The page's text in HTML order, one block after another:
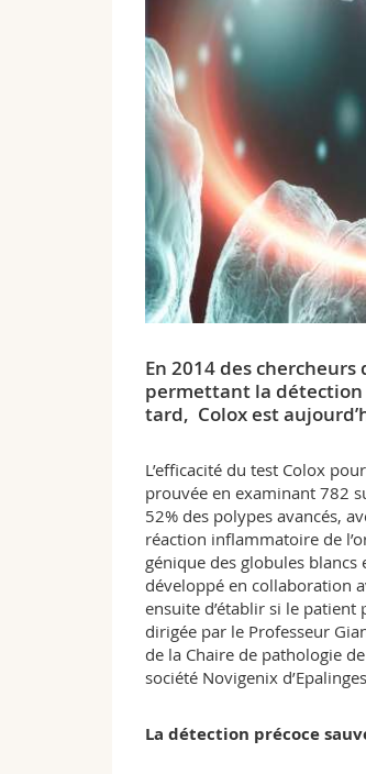
En 2014 des
permettant la détection
tard, Colox est
L’efficacité du test Colox
prouvée en examinant 782
52% des polypes avancés,
réaction inflammatoire de
génique des globules
développé en collaboration
ensuite d’établir si le patient
dirigée par le Professeur
de la Chaire de pathologie
société Novigenix
La détection précoce